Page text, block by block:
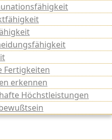
Fertigkeiten
erkennen
Höchstleistungen